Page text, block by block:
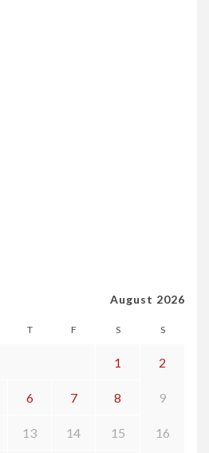
August 2026
T F S S
1 2
6 7 8 9
13 14 15 16